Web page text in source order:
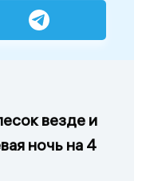
везде и
ночь на 4